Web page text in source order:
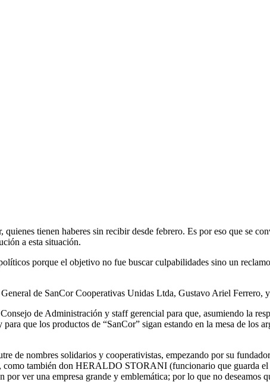
tienen haberes sin recibir desde febrero. Es por eso que se
a esta situación.
porque el objetivo no fue buscar culpabilidades sino un
de SanCor Cooperativas Unidas Ltda, Gustavo Ariel
de Administración y staff gerencial para que, asumiendo la
que los productos de “SanCor” sigan estando en la mesa de los
de nombres solidarios y cooperativistas, empezando por su
como también don HERALDO STORANI (funcionario que guarda
ver una empresa grande y emblemática; por lo que no deseamos